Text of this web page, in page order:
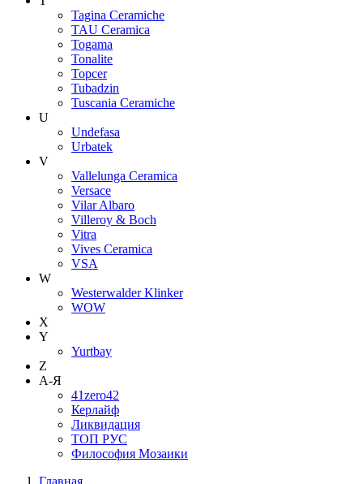
Tagina Ceramiche
TAU Ceramica
Togama
Tonalite
Topcer
Tubadzin
Tuscania Ceramiche
U
Undefasa
Urbatek
V
Vallelunga Ceramica
Versace
Vilar Albaro
Villeroy & Boch
Vitra
Vives Ceramica
VSA
W
Westerwalder Klinker
WOW
X
Y
Yurtbay
Z
А-Я
41zero42
Керлайф
Ликвидация
ТОП РУС
Философия Мозаики
Главная